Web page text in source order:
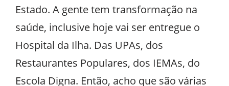
Estado. A gente tem transformação na
saúde, inclusive hoje vai ser entregue o
Hospital da Ilha. Das UPAs, dos
Restaurantes Populares, dos IEMAs, do
Escola Digna. Então, acho que são várias